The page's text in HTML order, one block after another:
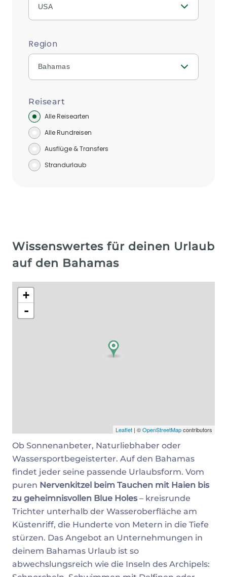
USA
Region
Bahamas
Reiseart
Alle Reisearten
Alle Rundreisen
Ausflüge & Transfers
Strandurlaub
Wissenswertes für deinen Urlaub
auf den Bahamas
+
-
Leaflet | ©OpenStreetMapcontributors
Ob Sonnenanbeter, Naturliebhaber oder
Wassersportbegeisterter. Auf den Bahamas
findet jeder seine passende Urlaubsform. Vom
puren Nervenkitzel beim Tauchen mit Haien bis
zu geheimnisvollen Blue Holes– kreisrunde
Trichter unterhalb der Wasseroberfläche am
Küstenriff, die Hunderte von Metern in die Tiefe
stürzen. Das Angebot an Unternehmungen in
deinem Bahamas Urlaub ist so
abwechslungsreich wie die Inseln des Archipels: